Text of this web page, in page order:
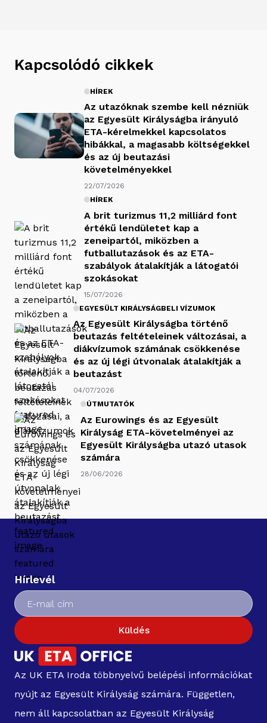
Kapcsolódó cikkek
HÍREK
Az utazóknak szembe kell nézniük
az Egyesült Királyságba irányuló
ETA-kérelmekkel kapcsolatos
hibákkal, a magasabb költségekkel
és az új beutazási
követelményekkel
22/07/2026
HÍREK
A brit turizmus 11,2 milliárd font
értékű lendületet kap a
zeneipartól, miközben a
futballutazások és az ETA-
szabályok átalakítják a látogatói
szokásokat
15/07/2026
EGYESÜLT KIRÁLYSÁGBELI VÍZUMOK
Az Egyesült Királyságba történő
beutazás feltételeinek változásai, a
diákvízumok számának csökkenése
és az új légi útvonalak átalakítják a
beutazást
04/07/2026
ÚTMUTATÓK
Az Eurowings és az Egyesült
Királyság ETA-követelményei az
Egyesült Királyságba utazó utasok
számára
28/06/2026
Hírlevél
Küldés
Az UK ETA Iroda többnyelvű belépési információkat
nyújt az Egyesült Királyság számára. Független,
nem áll kapcsolatban az Egyesült Királyság